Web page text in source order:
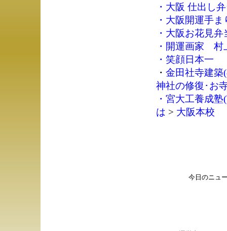
・ 大阪 仕出し
・ 大阪開運手ま
・ 大阪お花見弁
・ 開運画家 村
・ 笑顔日本一
・ 金田社寺建築
神社の修復･お
・ 宮大工養成塾
は > 大阪本校
今日のニュ